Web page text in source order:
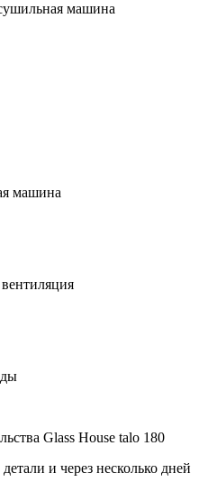
машина
машина
Glass House talo 180
и через несколько дней